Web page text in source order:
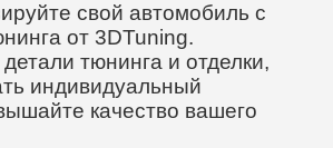
свой автомобиль с
от 3DTuning.
тюнинга и отделки,
индивидуальный
качество вашего